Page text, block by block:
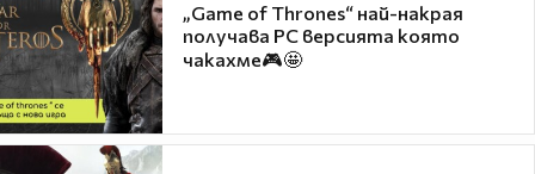
„Game of Thrones“ най-накрая
получава PC версията която
чакахме🎮🤩